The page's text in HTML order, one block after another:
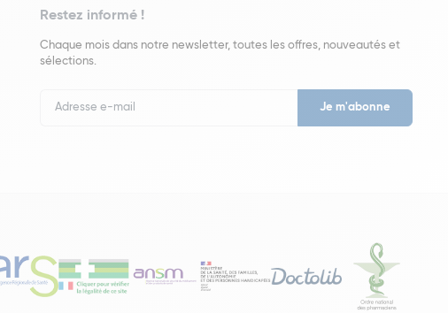
Restez informé !
Chaque mois dans notre newsletter, toutes les offres, nouveautés et
sélections.
Newsletter